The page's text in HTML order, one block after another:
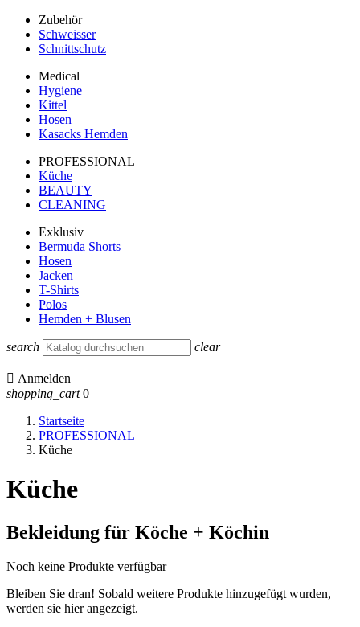
Zubehör
Schweisser
Schnittschutz
Medical
Hygiene
Kittel
Hosen
Kasacks Hemden
PROFESSIONAL
Küche
BEAUTY
CLEANING
Exklusiv
Bermuda Shorts
Hosen
Jacken
T-Shirts
Polos
Hemden + Blusen
search clear
 Anmelden
shopping_cart 0
Startseite
PROFESSIONAL
Küche
Küche
Bekleidung für Köche + Köchin
Noch keine Produkte verfügbar
Bleiben Sie dran! Sobald weitere Produkte hinzugefügt wurden,
werden sie hier angezeigt.